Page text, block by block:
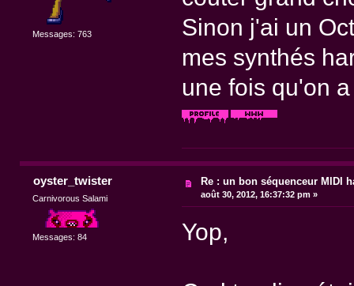
Messages: 763
Sinon j'ai un
mes synthés
une fois qu'on
oyster_twister
Carnivorous Salami
Messages: 84
Re : un bon séquenceur MIDI
août 30, 2012, 16:37:32 pm »
Yop,